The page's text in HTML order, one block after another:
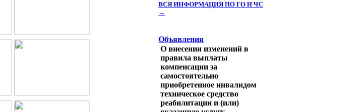
ВСЯ ИНФОРМАЦИЯ ПО ГО И ЧС
→
Объявления
О внесении изменений в
правила выплаты
компенсации за
самостоятельно
приобретенное инвалидом
техническое средство
реабилитации и (или)